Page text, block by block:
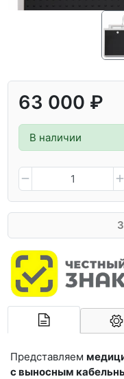
63 000 ₽
В наличии
Представляем
с выносным